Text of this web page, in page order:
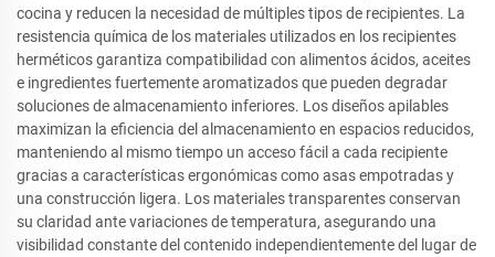
cocina y reducen la necesidad de múltiples tipos de recipientes. La
resistencia química de los materiales utilizados en los recipientes
herméticos garantiza compatibilidad con alimentos ácidos, aceites
e ingredientes fuertemente aromatizados que pueden degradar
soluciones de almacenamiento inferiores. Los diseños apilables
maximizan la eficiencia del almacenamiento en espacios reducidos,
manteniendo al mismo tiempo un acceso fácil a cada recipiente
gracias a características ergonómicas como asas empotradas y
una construcción ligera. Los materiales transparentes conservan
su claridad ante variaciones de temperatura, asegurando una
visibilidad constante del contenido independientemente del lugar de